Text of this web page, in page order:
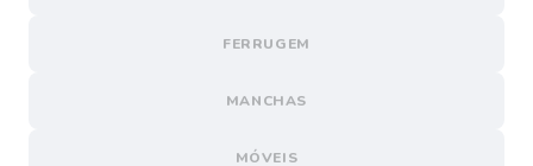
FERRUGEM
MANCHAS
MÓVEIS